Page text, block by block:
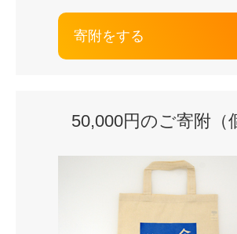
寄附をする
50,000円のご寄附（